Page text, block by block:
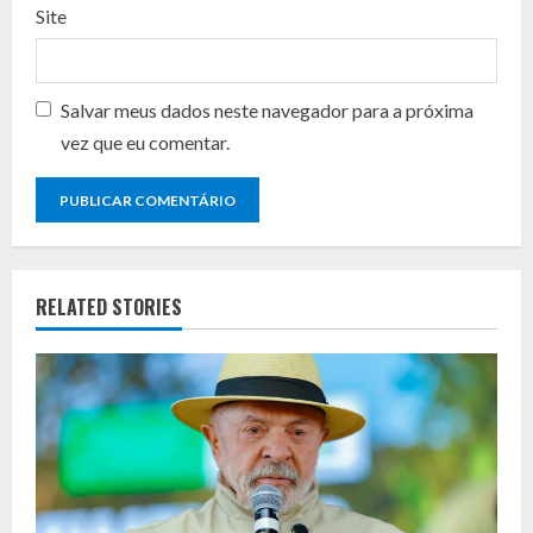
Site
Salvar meus dados neste navegador para a próxima
vez que eu comentar.
RELATED STORIES